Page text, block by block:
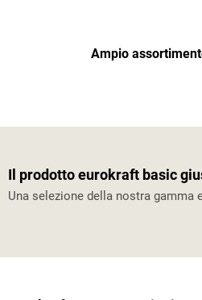
Ampio
Il prodotto eurokraft basic
Una selezione della nostra gamma